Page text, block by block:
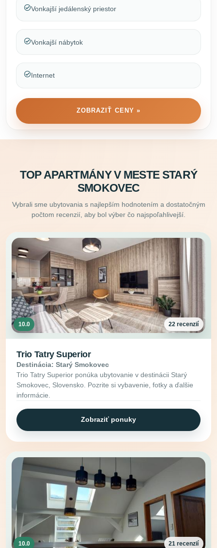
Vonkajší jedálenský priestor
Vonkajší nábytok
Internet
ZOBRAZIŤ CENY »
TOP APARTMÁNY V MESTE STARÝ
SMOKOVEC
Vybrali sme ubytovania s najlepším hodnotením a dostatočným
počtom recenzií, aby bol výber čo najspoľahlivejší.
10.0 22 recenzií
Trio Tatry Superior
Destinácia: Starý Smokovec
Trio Tatry Superior ponúka ubytovanie v destinácii Starý
Smokovec, Slovensko. Pozrite si vybavenie, fotky a ďalšie
informácie.
Zobraziť ponuky
10.0 21 recenzií